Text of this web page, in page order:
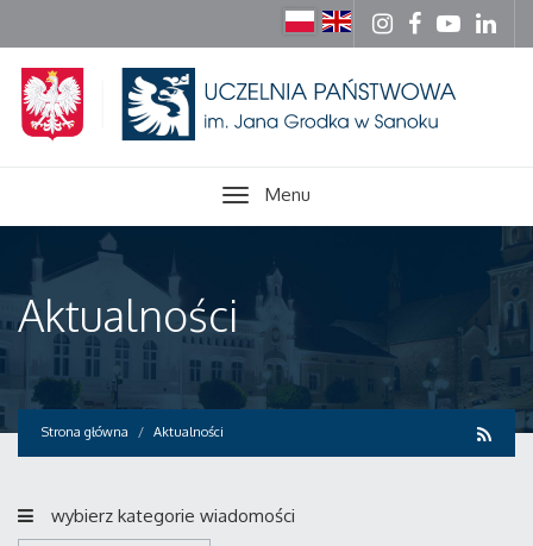
Menu
Aktualności
Strona główna Aktualności
wybierz kategorie wiadomości